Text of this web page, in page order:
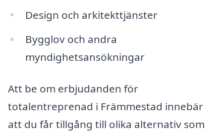
Design och arkitekttjänster
Bygglov och andra
myndighetsansökningar
Att be om erbjudanden för
totalentreprenad i Främmestad innebär
att du får tillgång till olika alternativ som